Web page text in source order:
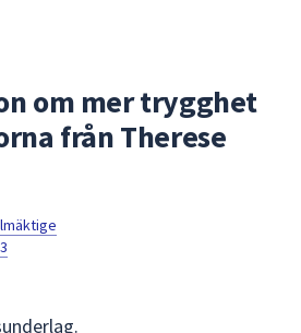
sökfältet
kommer
sökförslag
om mer trygghet
från Therese